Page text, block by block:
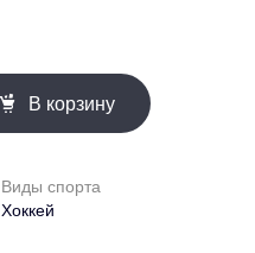
В корзину
Виды спорта
Хоккей